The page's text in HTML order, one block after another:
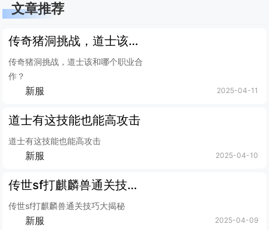
文章推荐
传奇猪洞挑战，道士该和哪个职业合作？
传奇猪洞挑战，道士该和哪个职业合
作？
新服 2025-04-11
道士有这技能也能高攻击
道士有这技能也能高攻击
新服 2025-04-10
传世sf打麒麟兽通关技巧大揭秘
传世sf打麒麟兽通关技巧大揭秘
新服 2025-04-09